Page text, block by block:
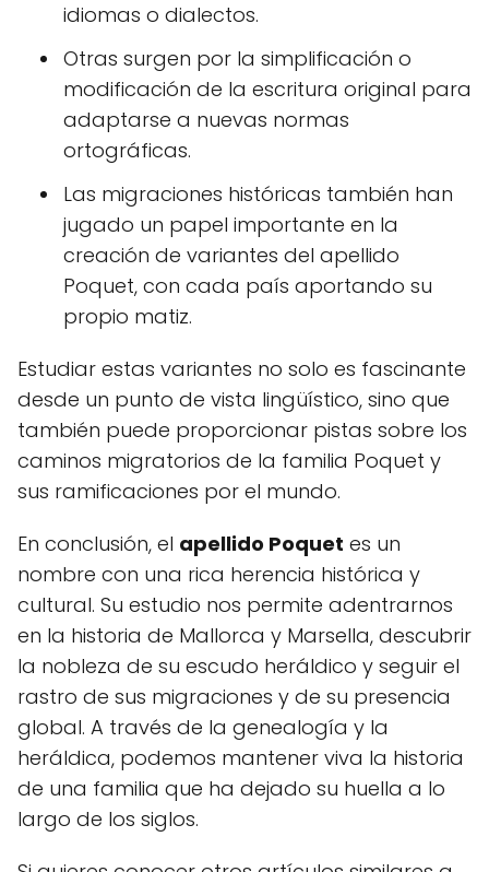
idiomas o dialectos.
Otras surgen por la simplificación o
modificación de la escritura original para
adaptarse a nuevas normas
ortográficas.
Las migraciones históricas también han
jugado un papel importante en la
creación de variantes del apellido
Poquet, con cada país aportando su
propio matiz.
Estudiar estas variantes no solo es fascinante
desde un punto de vista lingüístico, sino que
también puede proporcionar pistas sobre los
caminos migratorios de la familia Poquet y
sus ramificaciones por el mundo.
En conclusión, el apellido Poquet es un
nombre con una rica herencia histórica y
cultural. Su estudio nos permite adentrarnos
en la historia de Mallorca y Marsella, descubrir
la nobleza de su escudo heráldico y seguir el
rastro de sus migraciones y de su presencia
global. A través de la genealogía y la
heráldica, podemos mantener viva la historia
de una familia que ha dejado su huella a lo
largo de los siglos.